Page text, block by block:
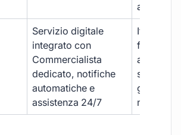
Servizio digitale
integrato con
Commercialista
dedicato, notifiche
automatiche e
assistenza 24/7
Iter
studio e
gestione
manuale